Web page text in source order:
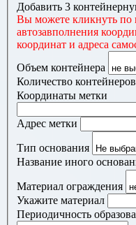
Добавить 3
Вы можете кликнуть по
автозавполнения
координат и адреса
Объем контейнера
Количество контейнеров
Координаты метки
Адрес метки
Тип основания
Название иного
Материал ограждения
Укажите материал
Периодичность